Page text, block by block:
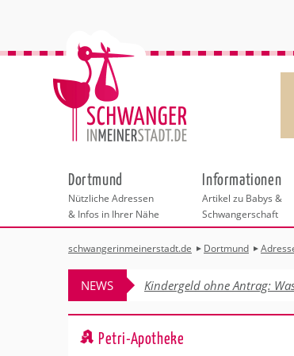
Dortmund
Nützliche Adressen
& Infos in Ihrer Nähe
Städteauswahl
Adressen
Behördengänge &
Informationen
Artikel zu Babys &
Schwangerschaft
schwangerinmeinerstadt.de Dortmund
NEWS Kindergeld ohne Antrag:
Petri-Apotheke